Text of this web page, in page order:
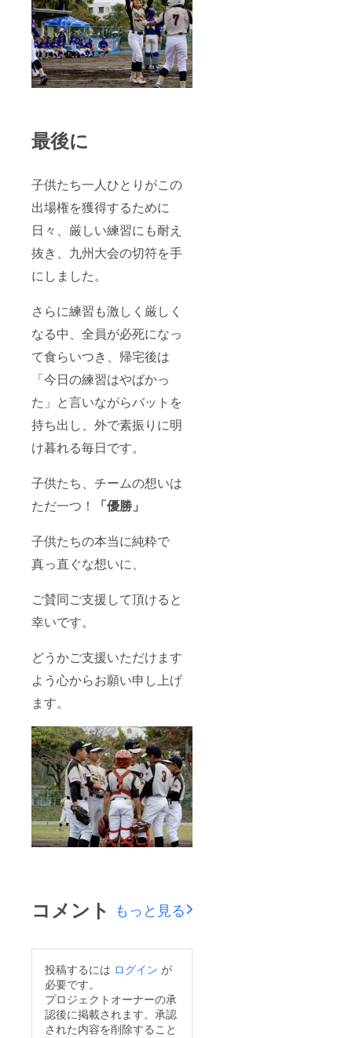
最後に
子供たち一人ひとりがこの
出場権を獲得するために
日々、厳しい練習にも耐え
抜き、九州大会の切符を手
にしました。
さらに練習も激しく厳しく
なる中、全員が必死になっ
て食らいつき、帰宅後は
「今日の練習はやばかっ
た」と言いながらバットを
持ち出し、外で素振りに明
け暮れる毎日です。
子供たち、チームの想いは
ただ一つ！
「優勝」
子供たちの本当に純粋で
真っ直ぐな想いに、
ご賛同ご支援して頂けると
幸いです。
どうかご支援いただけます
よう心からお願い申し上げ
ます。
コメント もっと見る
投稿するには ログイン が
必要です。
プロジェクトオーナーの承
認後に掲載されます。承認
された内容を削除すること